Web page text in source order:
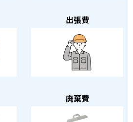
出張費
廃棄費